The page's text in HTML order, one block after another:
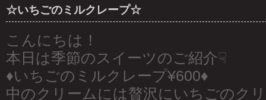
☆いちごのミルクレープ☆
こんにちは！
本日は季節のスイーツのご紹介☟
♦︎いちごのミルクレープ¥600♦︎
中のクリームには贅沢にいちごのク